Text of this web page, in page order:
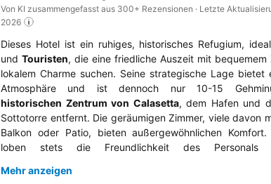
Von KI zusammengefasst aus 300+ Rezensionen · Letzte
2026
Dieses Hotel ist ein ruhiges, historisches Refugium,
und Touristen, die eine friedliche Auszeit mit bequemem
lokalem Charme suchen. Seine strategische Lage bietet
Atmosphäre und ist dennoch nur 10-15
historischen Zentrum von Calasetta, dem Hafen und
Sottotorre entfernt. Die geräumigen Zimmer, viele davon
Balkon oder Patio, bieten außergewöhnlichen
loben stets die Freundlichkeit des
köstlichehausgemachte Kuchen
Mehr anzeigen